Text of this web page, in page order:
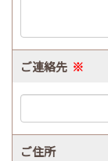
ご連絡先 ※
ご住所